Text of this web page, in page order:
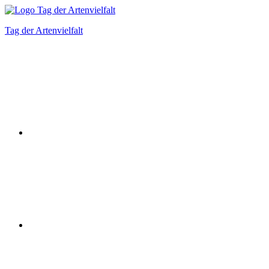
Zum
springen
Tag der Artenvielfalt